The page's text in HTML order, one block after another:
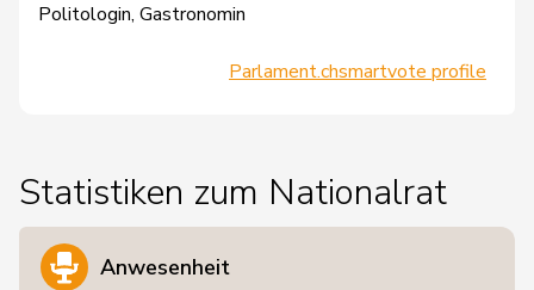
Politologin, Gastronomin
Parlament.chsmartvote profile
Statistiken zum Nationalrat
Anwesenheit